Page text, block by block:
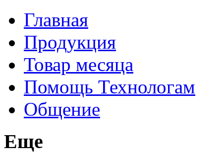
Главная
Продукция
Товар месяца
Помощь Технологам
Общение
Еще